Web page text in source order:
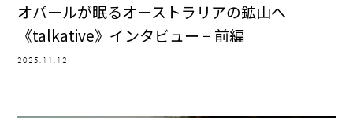
オパールが眠るオーストラリアの鉱山へ
《talkative》インタビュー − 前編
2025.11.12